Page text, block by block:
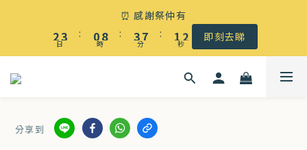
☀️ 盛夏感謝祭低至5折｜滿$500 全港免運
⏰ 感謝祭仲有
2
1
3
2
日
:
08
7
3
時
:
4
3
2
8
7
6
2
分
:
2
1
0
3
2
1
0
秒 即刻去睇
☀️ 盛夏感謝祭低至5折｜滿$500 全港免運
分享到